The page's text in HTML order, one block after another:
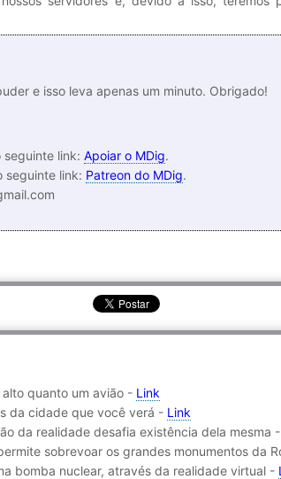
e isso leva apenas um minuto. Obrigado!
seguinte link: Apoiar o MDig.
seguinte link: Patreon do MDig.
quanto um avião - Link
da cidade que você verá - Link
da realidade desafia existência dela mesma -
sobrevoar os grandes monumentos da
bomba nuclear, através da realidade virtual -